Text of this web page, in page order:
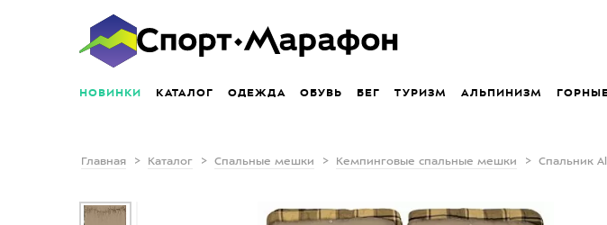
НОВИНКИ КАТАЛОГ ОДЕЖДА ОБУВЬ БЕГ ТУРИЗМ АЛЬПИНИЗМ
Главная Каталог Спальные мешки Кемпинговые спальные мешки Спальник